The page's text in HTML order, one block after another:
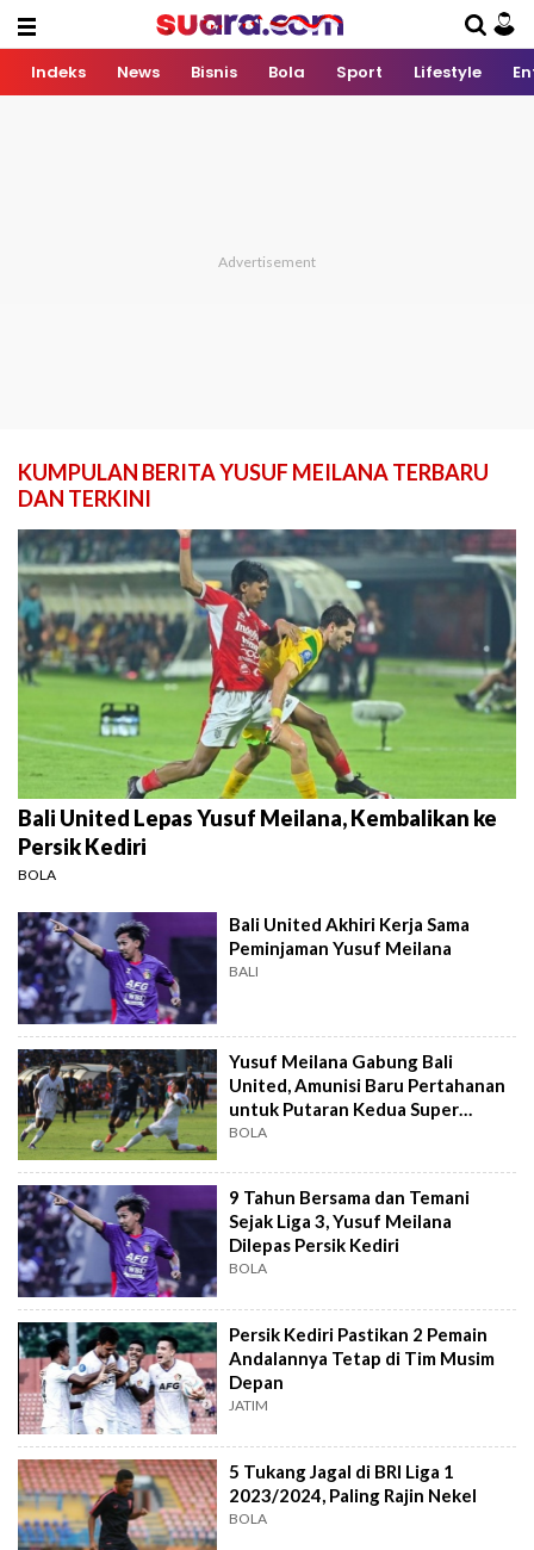
Indeks News Bisnis Bola Sport Lifestyle
KUMPULAN BERITA YUSUF MEILANA TERBARU
DAN TERKINI
Bali United Lepas Yusuf Meilana, Kembalikan ke
Persik Kediri
BOLA
Bali United Akhiri Kerja Sama
Peminjaman Yusuf Meilana
BALI
Yusuf Meilana Gabung Bali
United, Amunisi Baru Pertahanan
untuk Putaran Kedua Super
League
BOLA
9 Tahun Bersama dan Temani
Sejak Liga 3, Yusuf Meilana
Dilepas Persik Kediri
BOLA
Persik Kediri Pastikan 2 Pemain
Andalannya Tetap di Tim Musim
Depan
JATIM
5 Tukang Jagal di BRI Liga 1
2023/2024, Paling Rajin Nekel
BOLA